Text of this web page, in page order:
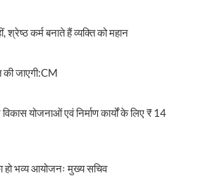
श्रेष्ठ कर्म बनाते हैं व्यक्ति को महान
की जाएगी:CM
योजनाओं एवं निर्माण कार्यों के लिए ₹ 14
हो भव्य आयोजनः मुख्य सचिव